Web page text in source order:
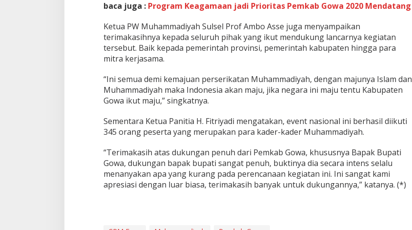
baca juga : Program Keagamaan jadi Prioritas Pemkab Gowa 2020 Mendatang
Ketua PW Muhammadiyah Sulsel Prof Ambo Asse juga menyampaikan
terimakasihnya kepada seluruh pihak yang ikut mendukung lancarnya kegiatan
tersebut. Baik kepada pemerintah provinsi, pemerintah kabupaten hingga para
mitra kerjasama.
“Ini semua demi kemajuan perserikatan Muhammadiyah, dengan majunya Islam dan
Muhammadiyah maka Indonesia akan maju, jika negara ini maju tentu Kabupaten
Gowa ikut maju,” singkatnya.
Sementara Ketua Panitia H. Fitriyadi mengatakan, event nasional ini berhasil diikuti
345 orang peserta yang merupakan para kader-kader Muhammadiyah.
“Terimakasih atas dukungan penuh dari Pemkab Gowa, khususnya Bapak Bupati
Gowa, dukungan bapak bupati sangat penuh, buktinya dia secara intens selalu
menanyakan apa yang kurang pada perencanaan kegiatan ini. Ini sangat kami
apresiasi dengan luar biasa, terimakasih banyak untuk dukungannya,” katanya. (*)